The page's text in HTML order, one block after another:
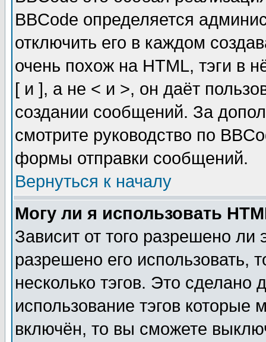
BBCode определяется
отключить его в каждом
очень похож на HTML, тэги в
[ и ], а не < и >, он даёт
создании сообщений. За
смотрите руководство по
формы отправки сообщений.
Вернуться к началу
Могу ли я использовать
Зависит от того разрешено
разрешено его использовать,
несколько тэгов. Это сделано
использование тэгов
включён, то вы сможете